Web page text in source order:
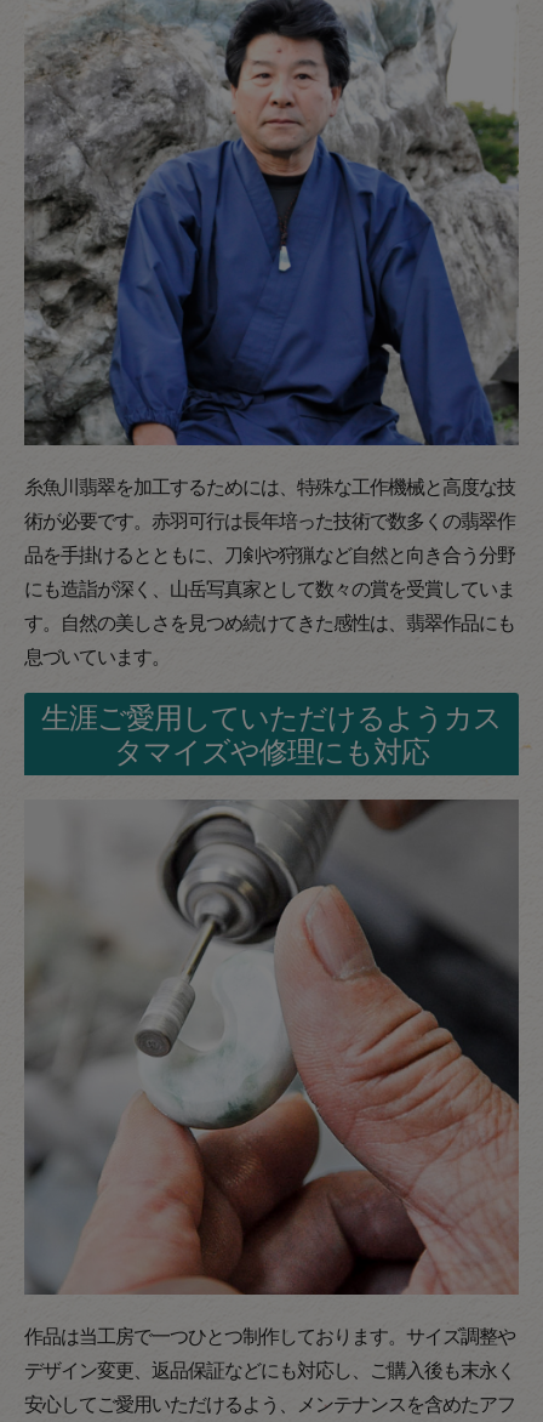
糸魚川翡翠を加工するためには、特殊な工作機械と高度な技
術が必要です。赤羽可行は長年培った技術で数多くの翡翠作
品を手掛けるとともに、刀剣や狩猟など自然と向き合う分野
にも造詣が深く、山岳写真家として数々の賞を受賞していま
す。自然の美しさを見つめ続けてきた感性は、翡翠作品にも
息づいています。
生涯ご愛用していただけるようカス
タマイズや修理にも対応
作品は当工房で一つひとつ制作しております。サイズ調整や
デザイン変更、返品保証などにも対応し、ご購入後も末永く
安心してご愛用いただけるよう、メンテナンスを含めたアフ